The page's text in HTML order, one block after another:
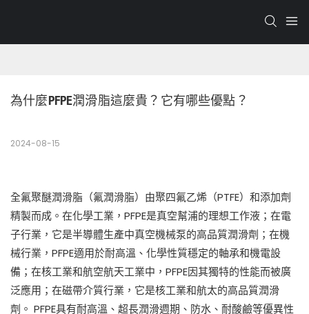
為什麼PFPE潤滑脂這麼貴？它有哪些優點？
2024-08-15
全氟聚醚潤滑脂（氟潤滑脂）由聚四氟乙烯（PTFE）和添加劑
精製而成。在化學工業，PFPE是真空幫浦的理想工作液；在電
子行業，它是半導體生產中真空機械泵的高品質潤滑劑；在機
械行業，PFPE適用於耐高溫、化學性質穩定的軸承和機電設
備；在核工業和航空航天工業中，PFPE因其獨特的性能而被廣
泛應用；在磁帶介質行業，它是核工業和航太的高品質潤滑
劑。 PFPE具有耐高溫、超長潤滑週期、防水、耐酸鹼等優異性